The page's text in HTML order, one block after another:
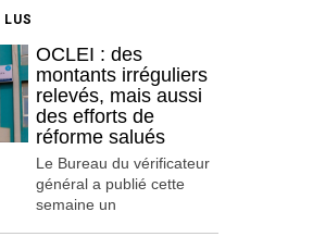
OCLEI : des
montants irréguliers
relevés, mais aussi
des efforts de
réforme salués
Le Bureau du vérificateur
général a publié cette
semaine un